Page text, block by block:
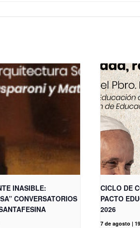
INASIBLE:
CONVERSATORIOS
CICLO DE
PACTO
2026
7 de agosto |